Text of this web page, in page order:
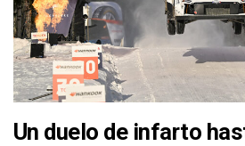
Un duelo de infarto